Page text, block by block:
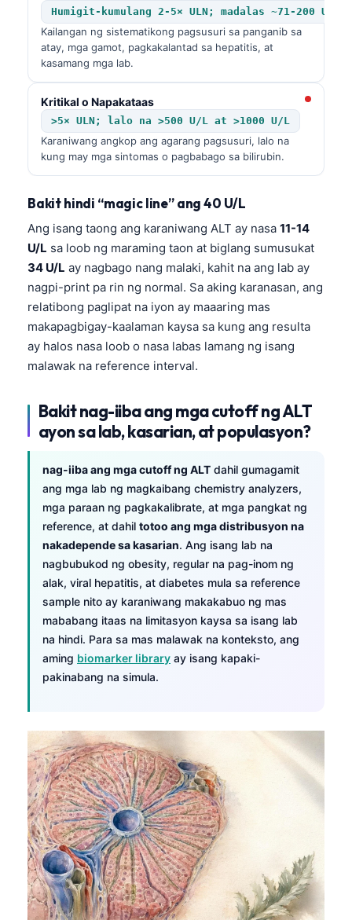
Humigit-kumulang 2-5× ULN; madalas ~71-200 U/L
Kailangan ng sistematikong pagsusuri sa panganib sa
atay, mga gamot, pagkakalantad sa hepatitis, at
kasamang mga lab.
Kritikal o Napakataas
>5× ULN; lalo na >500 U/L at >1000 U/L
Karaniwang angkop ang agarang pagsusuri, lalo na
kung may mga sintomas o pagbabago sa bilirubin.
Bakit hindi “magic line” ang 40 U/L
Ang isang taong ang karaniwang ALT ay nasa 11-14
U/L sa loob ng maraming taon at biglang sumusukat
34 U/L ay nagbago nang malaki, kahit na ang lab ay
nagpi-print pa rin ng normal. Sa aking karanasan, ang
relatibong paglipat na iyon ay maaaring mas
makapagbigay-kaalaman kaysa sa kung ang resulta
ay halos nasa loob o nasa labas lamang ng isang
malawak na reference interval.
Bakit nag-iiba ang mga cutoff ng ALT
ayon sa lab, kasarian, at populasyon?
nag-iiba ang mga cutoff ng ALT dahil gumagamit
ang mga lab ng magkaibang chemistry analyzers,
mga paraan ng pagkakalibrate, at mga pangkat ng
reference, at dahil totoo ang mga distribusyon na
nakadepende sa kasarian. Ang isang lab na
nagbubukod ng obesity, regular na pag-inom ng
alak, viral hepatitis, at diabetes mula sa reference
sample nito ay karaniwang makakabuo ng mas
mababang itaas na limitasyon kaysa sa isang lab
na hindi. Para sa mas malawak na konteksto, ang
aming biomarker library ay isang kapaki-
pakinabang na simula.